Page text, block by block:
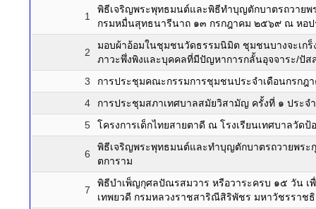
1
พิธีเจริญพระพุทธมนต์และพิธีทำบุญตักบาตรถวายพ
กรมหมื่นสุทธนารีนาถ ๑๓ กรกฎาคม ๒๕๖๙ ณ หอ
2
มอบผ้าอ้อมในชุมชนวัดธรรมนิมิต ชุมชนบางจะเก
ภาวะพึ่งพิงและบุคคลที่มีปัญหาการกลั้นอุจจาระ/ปัส
3
การประชุมคณะกรรมการชุมชนประจำเดือนกรก
4
การประชุมสภาเทศบาลสมัยวิสามัญ ครั้งที่ ๑ ประ
5
โครงการเด็กไทยสายตาดี ณ โรงเรียนเทศบาลวัด
6
พิธีเจริญพระพุทธมนต์และทำบุญตักบาตรถวายพระ
ตการาม
7
พิธีบำเพ็ญกุศลปัณรสมวาร หรือวาระครบ ๑๕ วัน เ
เทพยวดี กรมหลวงราชสาริณีสิริพัชร มหาวัชรราช